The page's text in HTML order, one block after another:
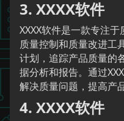
3. XXXX软件
XXXX软件是一款专注
质量控制和质量改进工
计划，追踪产品质量的
据分析和报告。通过
解决质量问题，提高产
4. XXXX软件